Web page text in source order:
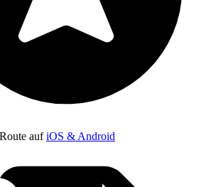
aufiOS & Android